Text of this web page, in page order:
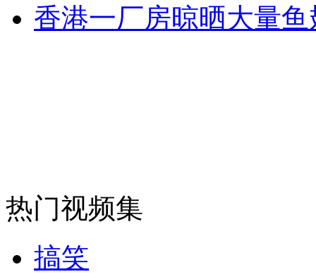
无痛分娩是否安全 医生回应
走！跟着总书记去植树
香港一厂房晾晒大量
热门视频集
搞笑